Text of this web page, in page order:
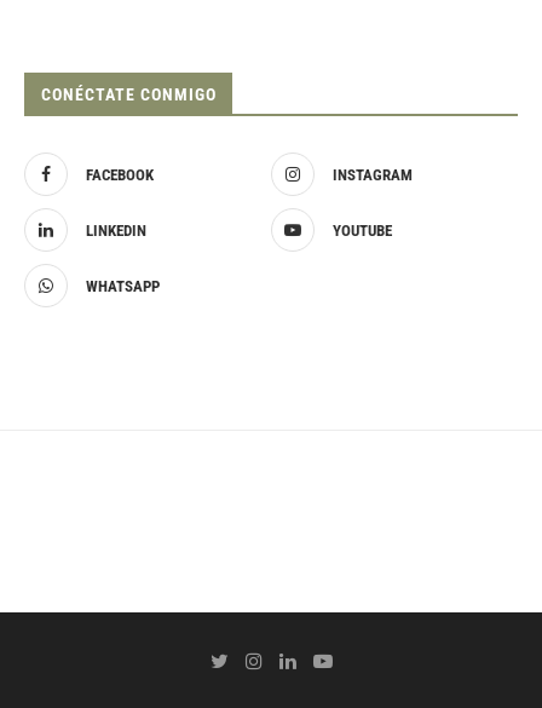
CONÉCTATE CONMIGO
FACEBOOK INSTAGRAM
LINKEDIN YOUTUBE
WHATSAPP